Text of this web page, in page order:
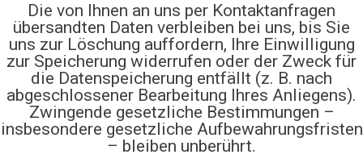
Die von Ihnen an uns per Kontaktanfragen
übersandten Daten verbleiben bei uns, bis Sie
uns zur Löschung auffordern, Ihre Einwilligung
zur Speicherung widerrufen oder der Zweck für
die Datenspeicherung entfällt (z. B. nach
abgeschlossener Bearbeitung Ihres Anliegens).
Zwingende gesetzliche Bestimmungen –
insbesondere gesetzliche Aufbewahrungsfristen
– bleiben unberührt.